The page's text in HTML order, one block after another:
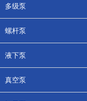
多级泵
螺杆泵
液下泵
真空泵